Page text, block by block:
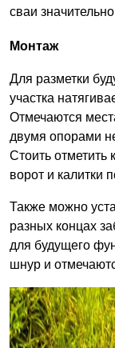
сваи
Монтаж
Для разметки
участка
Отмечаются
двумя опорами
Стоить отметить
ворот и калитки
Также можно
разных концах
для будущего
шнур и